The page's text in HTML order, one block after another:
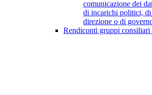
comunicazione dei
di incarichi politici, di
direzione o di
Rendiconti gruppi